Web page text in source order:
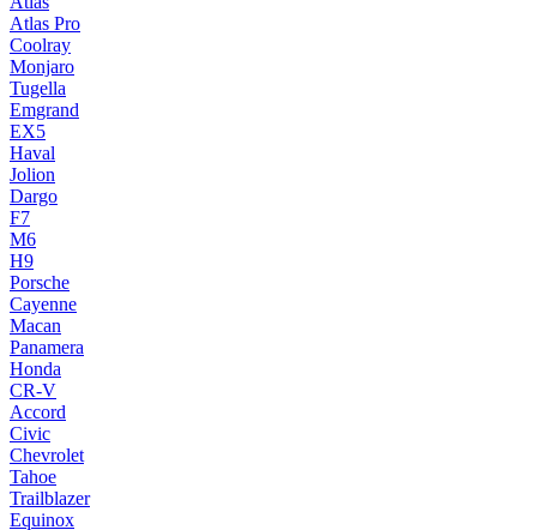
Atlas Pro
Coolray
Monjaro
Tugella
Emgrand
EX5
Haval
Jolion
Dargo
F7
M6
H9
Porsche
Cayenne
Macan
Panamera
Honda
CR-V
Accord
Civic
Chevrolet
Tahoe
Trailblazer
Equinox